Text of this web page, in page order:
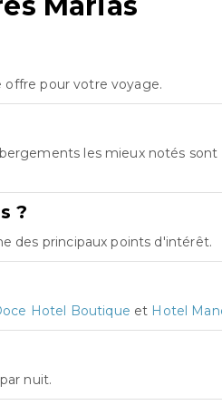
offre pour votre voyage.
les mieux notés sont
?
des principaux points d'intérêt.
Hotel Boutique et Hotel
nuit.